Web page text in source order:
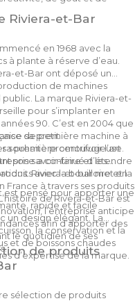
Riviera-et-Bar
en 1968 avec la
à plante à réserve d’eau.
et-Bar ont déposé un
de machines
La marque Riviera-et-
pour s’implanter en
90. C’est en 2004 que
sa première machine à
première centrifugeuse.
a continué d’étendre
avec la bouilloire et la
de petit
souhaite promouvoir l’art
son savoir-faire et les
Riviera-et-bar met en
France à travers ses produits
de Rivera-et-Bar est
l’entreprise anticipe
afin d’apporter des
le quotidien de ses
est pensé pour apporter une
rapide et facile
un design élégant. La
la conservation et la
et de boissons chaudes
d’expertise de la marque.
de produits
sélection de produits